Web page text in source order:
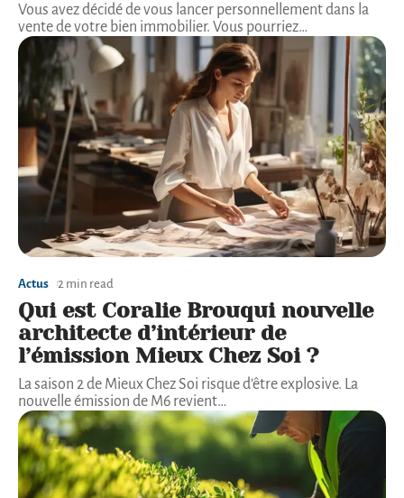
Vous avez décidé de vous lancer personnellement dans la
vente de votre bien immobilier. Vous pourriez…
Actus 2 min read
Qui est Coralie Brouqui nouvelle
architecte d’intérieur de
l’émission Mieux Chez Soi ?
La saison 2 de Mieux Chez Soi risque d'être explosive. La
nouvelle émission de M6 revient…